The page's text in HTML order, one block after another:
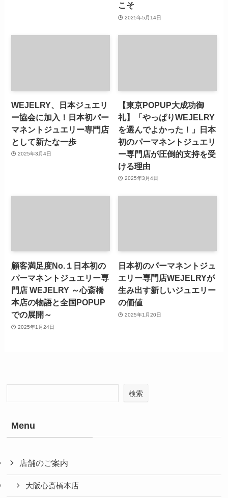
こそ
2025年5月14日
WEJELRY、日本ジュエリ
ー協会に加入！日本初パー
マネントジュエリー専門店
として新たな一歩
2025年3月4日
【東京POPUP大成功御
礼】「やっぱりWEJELRY
を選んでよかった！」日本
初のパーマネントジュエリ
ー専門店が圧倒的支持を受
ける理由
2025年3月4日
顧客満足度No.１日本初の
パーマネントジュエリー専
門店 WEJELRY ～心斎橋
本店の物語と全国POPUP
での展開～
2025年1月24日
日本初のパーマネントジュ
エリー専門店WEJELRYが
生み出す新しいジュエリー
の価値
2025年1月20日
検索
Menu
店舗のご案内
大阪心斎橋本店